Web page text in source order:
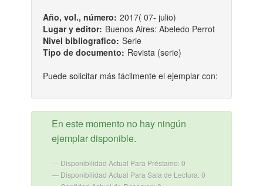
Año, vol., número: 2017( 07- julio)
Lugar y editor: Buenos Aires: Abeledo Perrot
Nivel bibliografico: Serie
Tipo de documento: Revista (serie)
Puede solicitar más fácilmente el ejemplar con:
En este momento no hay ningún
ejemplar disponible.
Disponibilidad Actual Para Préstamo: 0
Disponibilidad Actual Para Sala de Lectura: 0